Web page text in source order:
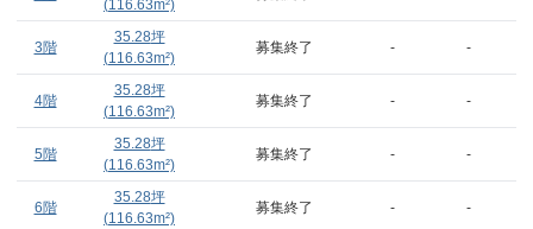
(116.63m²)
3階
35.28坪
(116.63m²)
募集終了 - -
4階
35.28坪
(116.63m²)
募集終了 - -
5階
35.28坪
(116.63m²)
募集終了 - -
6階
35.28坪
(116.63m²)
募集終了 - -